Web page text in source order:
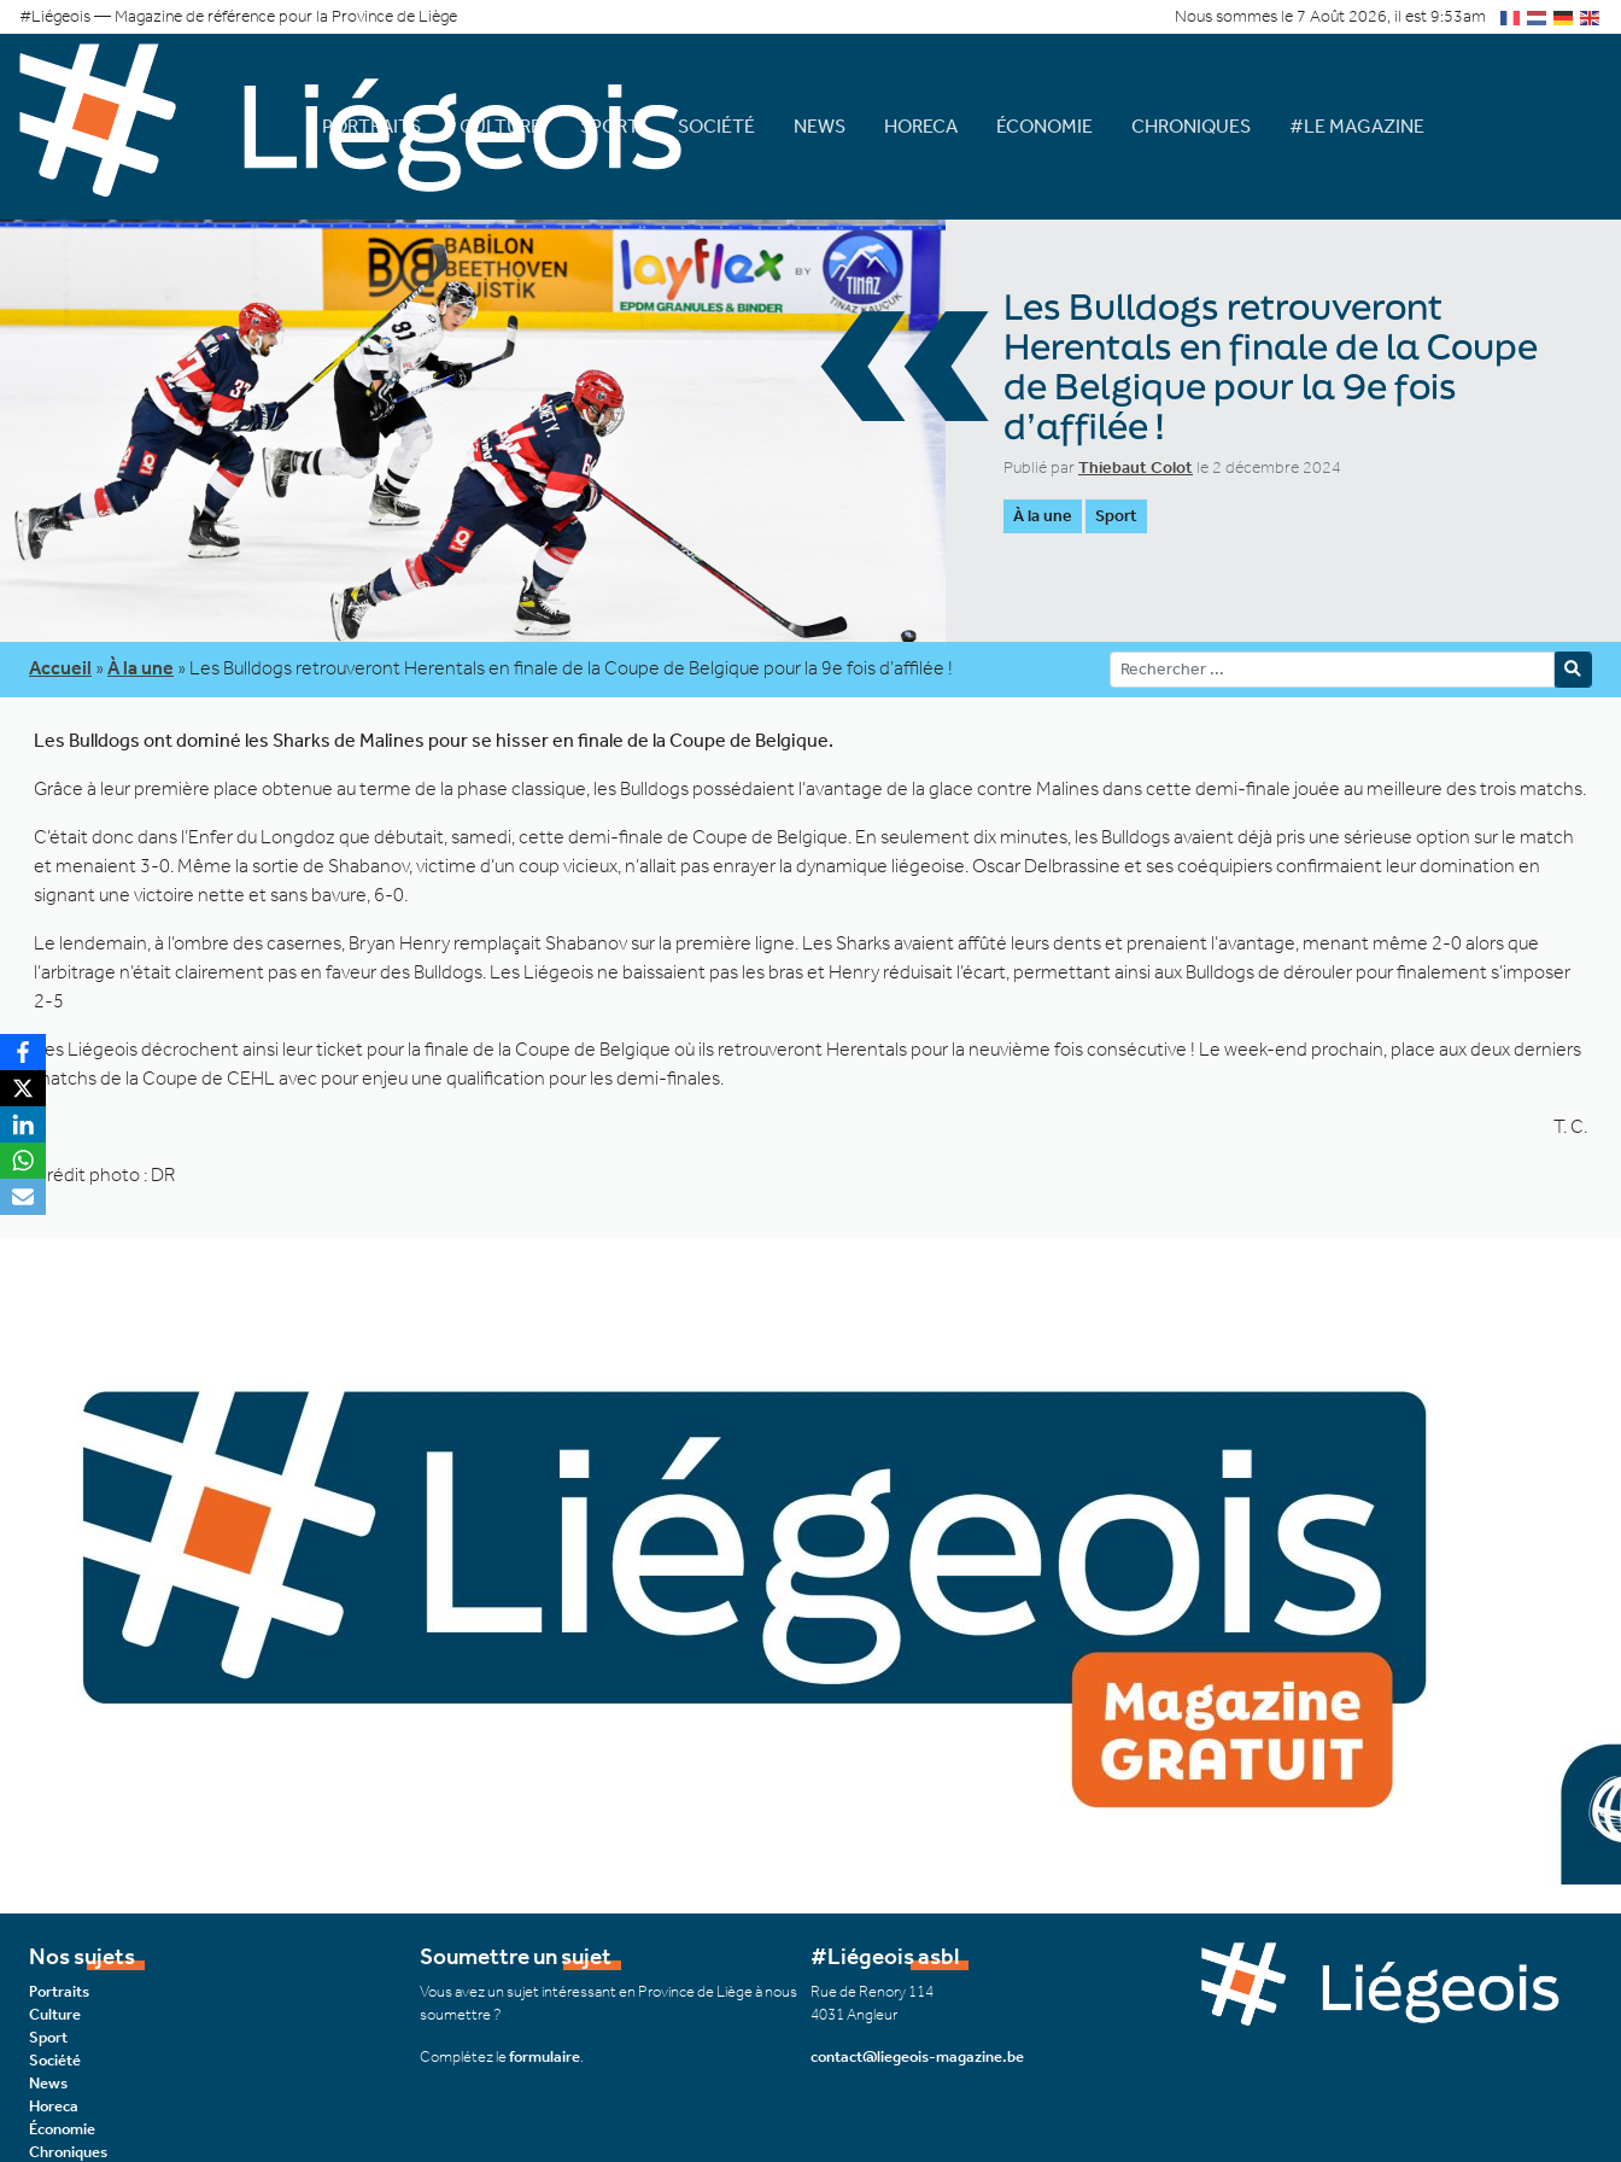
#Liégeois — Magazine de référence pour la Province de Liège Nous sommes le 7 Août 2026, il est 9:53am
PORTRAITS CULTURE SPORT SOCIÉTÉ NEWS HORECA ÉCONOMIE CHRONIQUES #LE MAGAZINE
«Les Bulldogs retrouveront
Herentals en finale de la Coupe
de Belgique pour la 9e fois
d’affilée !
Publié parThiebaut Colot le 2 décembre 2024
À la une Sport
Accueil » À la une » Les Bulldogs retrouveront Herentals en finale de la Coupe de Belgique pour la 9e fois d’affilée !
Les Bulldogs ont dominé les Sharks de Malines pour se hisser en finale de la Coupe de Belgique.
Grâce à leur première place obtenue au terme de la phase classique, les Bulldogs possédaient l’avantage de la glace contre Malines dans cette demi-finale jouée au meilleure des trois matchs.
C’était donc dans l’Enfer du Longdoz que débutait, samedi, cette demi-finale de Coupe de Belgique. En seulement dix minutes, les Bulldogs avaient déjà pris une sérieuse option sur le match
et menaient 3-0. Même la sortie de Shabanov, victime d’un coup vicieux, n’allait pas enrayer la dynamique liégeoise. Oscar Delbrassine et ses coéquipiers confirmaient leur domination en
signant une victoire nette et sans bavure, 6-0.
Le lendemain, à l’ombre des casernes, Bryan Henry remplaçait Shabanov sur la première ligne. Les Sharks avaient affûté leurs dents et prenaient l’avantage, menant même 2-0 alors que
l’arbitrage n’était clairement pas en faveur des Bulldogs. Les Liégeois ne baissaient pas les bras et Henry réduisait l’écart, permettant ainsi aux Bulldogs de dérouler pour finalement s’imposer
2-5
Les Liégeois décrochent ainsi leur ticket pour la finale de la Coupe de Belgique où ils retrouveront Herentals pour la neuvième fois consécutive ! Le week-end prochain, place aux deux derniers
matchs de la Coupe de CEHL avec pour enjeu une qualification pour les demi-finales.
T. C.
Crédit photo : DR
Nos sujets
Portraits
Culture
Sport
Société
News
Horeca
Économie
Chroniques
Soumettre un sujet
Vous avez un sujet intéressant en Province de Liège à nous
soumettre ?
Complétez leformulaire
#Liégeois asbl
Rue de Renory 114
4031 Angleur
contact@liegeois-magazine.be